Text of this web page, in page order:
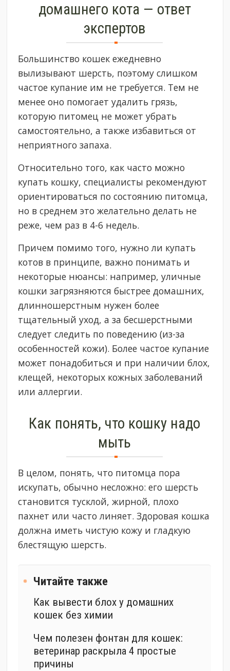
домашнего кота — ответ
экспертов
Большинство кошек ежедневно
вылизывают шерсть, поэтому слишком
частое купание им не требуется. Тем не
менее оно помогает удалить грязь,
которую питомец не может убрать
самостоятельно, а также избавиться от
неприятного запаха.
Относительно того, как часто можно
купать кошку, специалисты рекомендуют
ориентироваться по состоянию питомца,
но в среднем это желательно делать не
реже, чем раз в 4-6 недель.
Причем помимо того, нужно ли купать
котов в принципе, важно понимать и
некоторые нюансы: например, уличные
кошки загрязняются быстрее домашних,
длинношерстным нужен более
тщательный уход, а за бесшерстными
следует следить по поведению (из-за
особенностей кожи). Более частое купание
может понадобиться и при наличии блох,
клещей, некоторых кожных заболеваний
или аллергии.
Как понять, что кошку надо
мыть
В целом, понять, что питомца пора
искупать, обычно несложно: его шерсть
становится тусклой, жирной, плохо
пахнет или часто линяет. Здоровая кошка
должна иметь чистую кожу и гладкую
блестящую шерсть.
Читайте также
​Как вывести блох у домашних
кошек без химии
Чем полезен фонтан для кошек:
ветеринар раскрыла 4 простые
причины